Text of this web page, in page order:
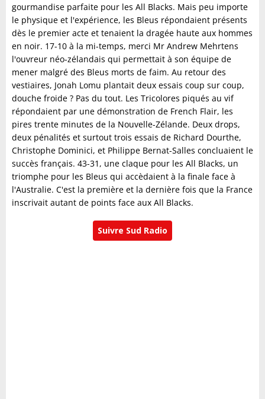
gourmandise parfaite pour les All Blacks. Mais peu importe
le physique et l'expérience, les Bleus répondaient présents
dès le premier acte et tenaient la dragée haute aux hommes
en noir. 17-10 à la mi-temps, merci Mr Andrew Mehrtens
l'ouvreur néo-zélandais qui permettait à son équipe de
mener malgré des Bleus morts de faim. Au retour des
vestiaires, Jonah Lomu plantait deux essais coup sur coup,
douche froide ? Pas du tout. Les Tricolores piqués au vif
répondaient par une démonstration de French Flair, les
pires trente minutes de la Nouvelle-Zélande. Deux drops,
deux pénalités et surtout trois essais de Richard Dourthe,
Christophe Dominici, et Philippe Bernat-Salles concluaient le
succès français. 43-31, une claque pour les All Blacks, un
triomphe pour les Bleus qui accèdaient à la finale face à
l'Australie. C'est la première et la dernière fois que la France
inscrivait autant de points face aux All Blacks.
Suivre Sud Radio